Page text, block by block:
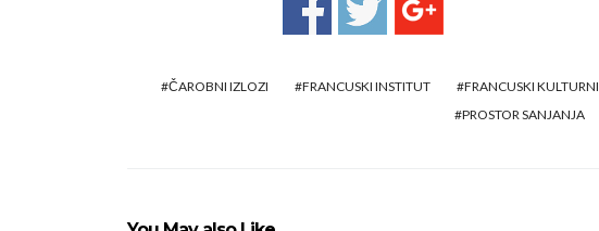
ČAROBNI IZLOZI FRANCUSKI INSTITUT FRANCUSKI
PROSTOR SANJANJA